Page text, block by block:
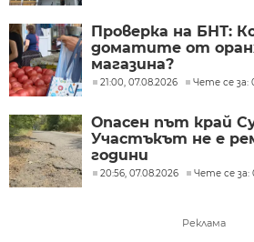
Проверка на БНТ:
доматите от
магазина?
21:00, 07.08.2026 Чете се за:
Опасен път край
Участъкът не е
години
20:56, 07.08.2026 Чете се за:
Реклама